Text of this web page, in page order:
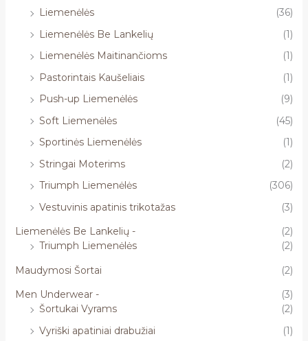
Liemenėlės
(36)
Liemenėlės Be Lankelių
(1)
Liemenėlės Maitinančioms
(1)
Pastorintais Kaušeliais
(1)
Push-up Liemenėlės
(9)
Soft Liemenėlės
(45)
Sportinės Liemenėlės
(1)
Stringai Moterims
(2)
Triumph Liemenėlės
(306)
Vestuvinis apatinis trikotažas
(3)
Liemenėlės Be Lankelių -
(2)
Triumph Liemenėlės
(2)
Maudymosi Šortai
(2)
Men Underwear -
(3)
Šortukai Vyrams
(2)
Vyriški apatiniai drabužiai
(1)